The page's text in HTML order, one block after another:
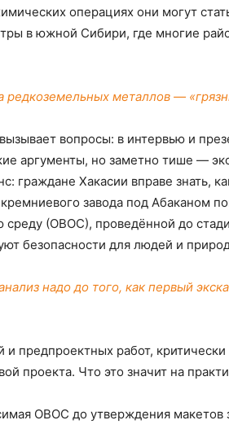
операциях они могут
в южной Сибири, где многие
редкоземельных металлов —
вопросы: в интервью и
аргументы, но заметно тише —
граждане Хакасии вправе знать,
завода под Абаканом
(ОВОС), проведённой до
безопасности для людей и
надо до того, как первый
предпроектных работ,
проекта. Что это значит на
ОВОС до утверждения